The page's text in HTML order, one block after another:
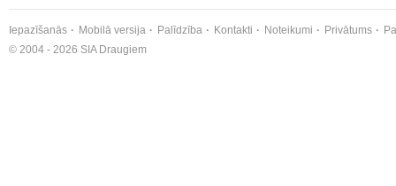
Iepazīšanās Mobilā versija Palīdzība Kontakti Noteikumi Privātums
© 2004 - 2026 SIA Draugiem